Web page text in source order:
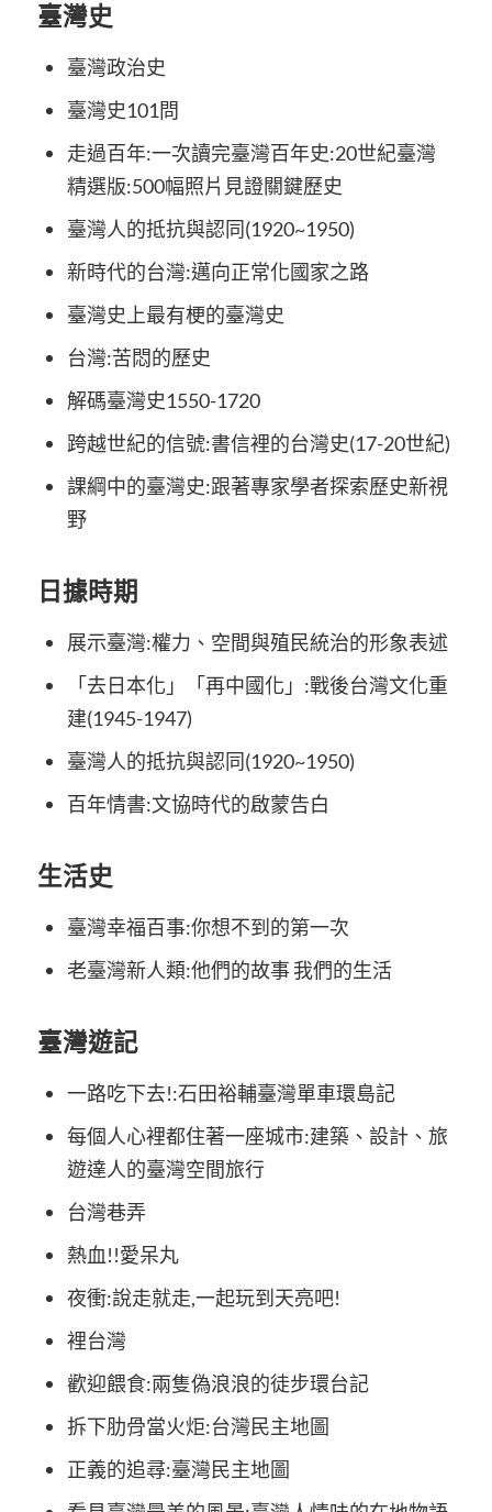
臺灣史
臺灣政治史
臺灣史101問
走過百年:一次讀完臺灣百年史:20世紀臺灣
精選版:500幅照片見證關鍵歷史
臺灣人的抵抗與認同(1920~1950)
新時代的台灣:邁向正常化國家之路
臺灣史上最有梗的臺灣史
台灣:苦悶的歷史
解碼臺灣史1550-1720
跨越世紀的信號:書信裡的台灣史(17-20世紀)
課綱中的臺灣史:跟著專家學者探索歷史新視
野
日據時期
展示臺灣:權力、空間與殖民統治的形象表述
「去日本化」「再中國化」:戰後台灣文化重
建(1945-1947)
臺灣人的抵抗與認同(1920~1950)
百年情書:文協時代的啟蒙告白
生活史
臺灣幸福百事:你想不到的第一次
老臺灣新人類:他們的故事 我們的生活
臺灣遊記
一路吃下去!:石田裕輔臺灣單車環島記
每個人心裡都住著一座城市:建築、設計、旅
遊達人的臺灣空間旅行
台灣巷弄
熱血!!愛呆丸
夜衝:說走就走,一起玩到天亮吧!
裡台灣
歡迎餵食:兩隻偽浪浪的徒步環台記
拆下肋骨當火炬:台灣民主地圖
正義的追尋:臺灣民主地圖